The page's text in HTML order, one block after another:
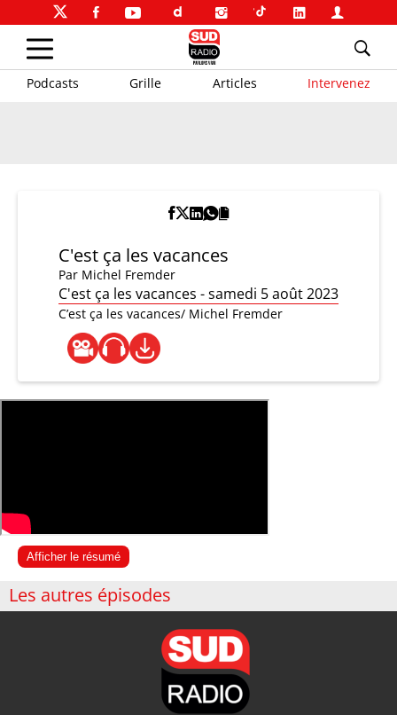
Podcasts Grille Articles Intervenez
C'est ça les vacances
Par Michel Fremder
C'est ça les vacances - samedi 5 août 2023
C’est ça les vacances/ Michel Fremder
Afficher le résumé
Les autres épisodes